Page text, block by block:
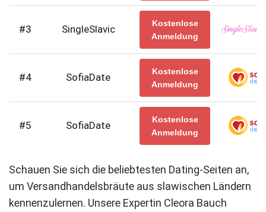
#3 SingleSlavic
Kostenlose
Anmeldung
#4 SofiaDate
Kostenlose
Anmeldung
#5 SofiaDate
Kostenlose
Anmeldung
Schauen Sie sich die beliebtesten Dating-Seiten an,
um Versandhandelsbräute aus slawischen Ländern
kennenzulernen. Unsere Expertin Cleora Bauch